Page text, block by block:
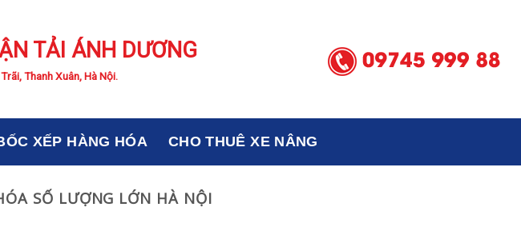
TẢI ÁNH DƯƠNG
Thanh Xuân, Hà Nội.
XẾP HÀNG HÓA CHO THUÊ XE NÂNG
SỐ LƯỢNG LỚN HÀ NỘI